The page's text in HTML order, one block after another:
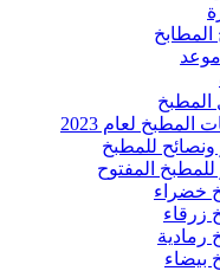
المطبخ
المطبخ لعام 2023
ونصائح للمطبخ
للمطبخ المفتوح
خضراء
زرقاء
رمادية
بيضاء